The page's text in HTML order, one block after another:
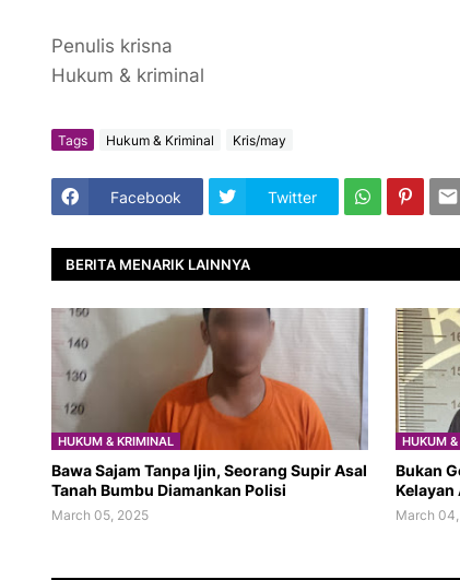
Penulis krisna
Hukum & kriminal
Tags Hukum & Kriminal Kris/may
Facebook Twitter
BERITA MENARIK LAINNYA
HUKUM & KRIMINAL
Bawa Sajam Tanpa Ijin, Seorang Supir Asal
Tanah Bumbu Diamankan Polisi
March 05, 2025
HUKUM
Bukan
Kelayan
March